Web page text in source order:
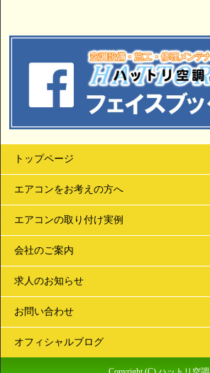
トップページ
エアコンをお考えの方へ
エアコンの取り付け実例
会社のご案内
求人のお知らせ
お問い合わせ
オフィシャルブログ